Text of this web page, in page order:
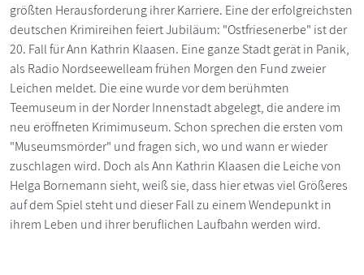
größten Herausforderung ihrer Karriere. Eine der erfolgreichsten
deutschen Krimireihen feiert Jubiläum: "Ostfriesenerbe" ist der
20. Fall für Ann Kathrin Klaasen. Eine ganze Stadt gerät in Panik,
als Radio Nordseewelleam frühen Morgen den Fund zweier
Leichen meldet. Die eine wurde vor dem berühmten
Teemuseum in der Norder Innenstadt abgelegt, die andere im
neu eröffneten Krimimuseum. Schon sprechen die ersten vom
"Museumsmörder" und fragen sich, wo und wann er wieder
zuschlagen wird. Doch als Ann Kathrin Klaasen die Leiche von
Helga Bornemann sieht, weiß sie, dass hier etwas viel Größeres
auf dem Spiel steht und dieser Fall zu einem Wendepunkt in
ihrem Leben und ihrer beruflichen Laufbahn werden wird.